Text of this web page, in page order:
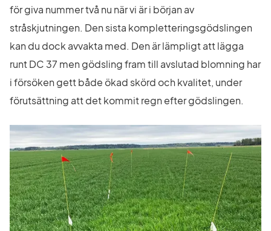
för giva nummer två nu när vi är i början av
stråskjutningen. Den sista kompletteringsgödslingen
kan du dock avvakta med. Den är lämpligt att lägga
runt DC 37 men gödsling fram till avslutad blomning har
i försöken gett både ökad skörd och kvalitet, under
förutsättning att det kommit regn efter gödslingen.